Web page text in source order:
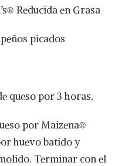
Reducida en Grasa
picados
queso por 3 horas.
por Maizena®
huevo batido y
Terminar con el